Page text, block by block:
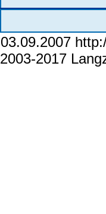
03.09.2007
2003-2017